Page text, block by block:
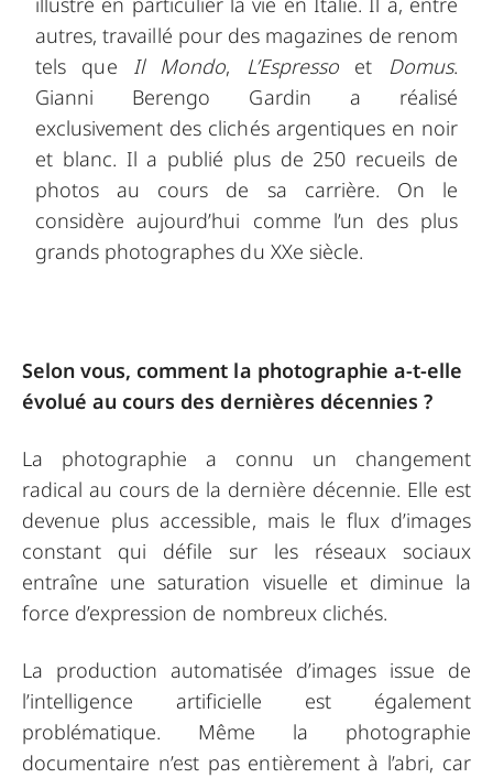
autres, travaillé pour des magazines de renom
tels que Il Mondo, L’Espresso et Domus.
Gianni Berengo Gardin a réalisé
exclusivement des clichés argentiques en noir
et blanc. Il a publié plus de 250 recueils de
photos au cours de sa carrière. On le
considère aujourd’hui comme l’un des plus
grands photographes du XXe siècle.
Selon vous, comment la photographie a-t-elle
évolué au cours des dernières décennies ?
La photographie a connu un changement
radical au cours de la dernière décennie. Elle est
devenue plus accessible, mais le flux d’images
constant qui défile sur les réseaux sociaux
entraîne une saturation visuelle et diminue la
force d’expression de nombreux clichés.
La production automatisée d’images issue de
l’intelligence artificielle est également
problématique. Même la photographie
documentaire n’est pas entièrement à l’abri, car